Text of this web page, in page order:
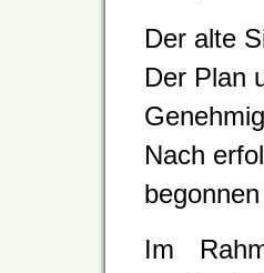
Der alte
Der Plan
Nach
Im